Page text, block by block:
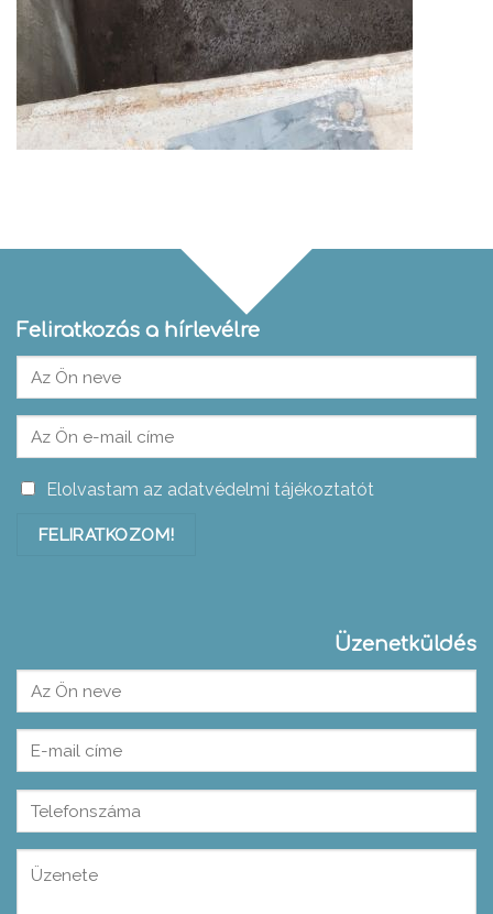
Feliratkozás a hírlevélre
Elolvastam az adatvédelmi tájékoztatót
Üzenetküldés